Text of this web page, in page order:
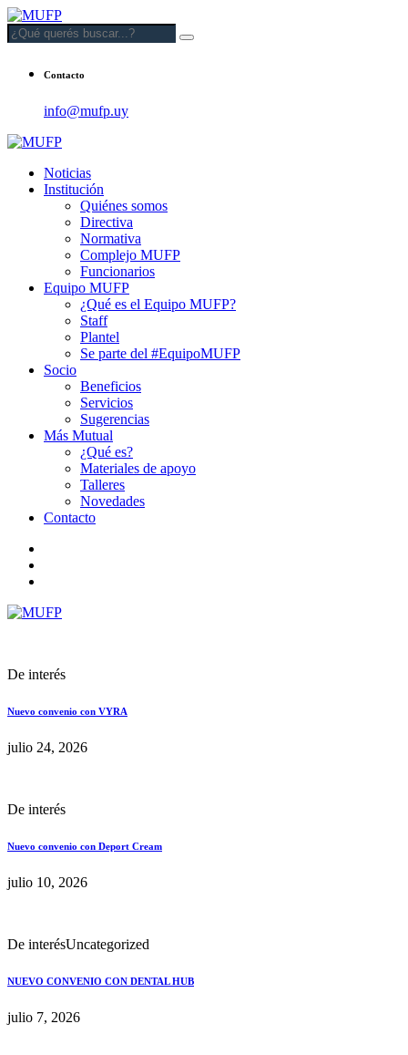
Contacto
info@mufp.uy
Noticias
Institución
Quiénes somos
Directiva
Normativa
Complejo MUFP
Funcionarios
Equipo MUFP
¿Qué es el Equipo MUFP?
Staff
Plantel
Se parte del #EquipoMUFP
Socio
Beneficios
Servicios
Sugerencias
Más Mutual
¿Qué es?
Materiales de apoyo
Talleres
Novedades
Contacto
De interés
Nuevo convenio con VYRA
julio 24, 2026
De interés
Nuevo convenio con Deport Cream
julio 10, 2026
De interésUncategorized
NUEVO CONVENIO CON DENTAL HUB
julio 7, 2026